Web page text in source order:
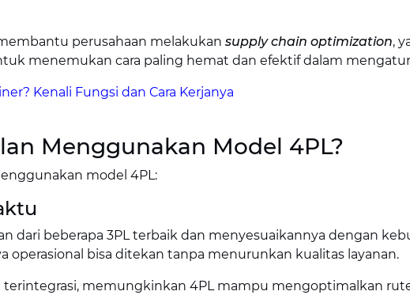
perusahaan melakukan supply chain optimization,
menemukan cara paling hemat dan efektif dalam
Kenali Fungsi dan Cara Kerjanya
Menggunakan Model 4PL?
model 4PL:
dari beberapa 3PL terbaik dan menyesuaikannya dengan
operasional bisa ditekan tanpa menurunkan kualitas layanan.
terintegrasi, memungkinkan 4PL mampu mengoptimalkan